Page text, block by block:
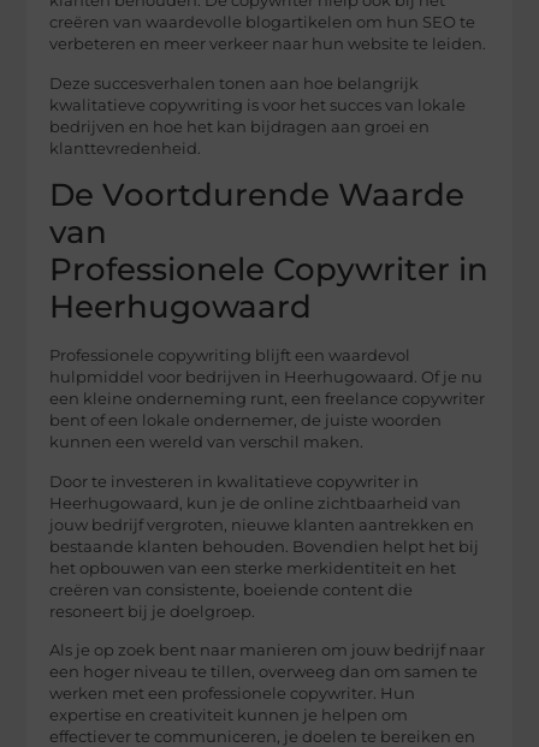
creëren van waardevolle blogartikelen om hun SEO te
verbeteren en meer verkeer naar hun website te leiden.
Deze succesverhalen tonen aan hoe belangrijk
kwalitatieve copywriting is voor het succes van lokale
bedrijven en hoe het kan bijdragen aan groei en
klanttevredenheid.
De Voortdurende Waarde
van
Professionele Copywriter in
Heerhugowaard
Professionele copywriting blijft een waardevol
hulpmiddel voor bedrijven in Heerhugowaard. Of je nu
een kleine onderneming runt, een freelance copywriter
bent of een lokale ondernemer, de juiste woorden
kunnen een wereld van verschil maken.
Door te investeren in kwalitatieve copywriter in
Heerhugowaard, kun je de online zichtbaarheid van
jouw bedrijf vergroten, nieuwe klanten aantrekken en
bestaande klanten behouden. Bovendien helpt het bij
het opbouwen van een sterke merkidentiteit en het
creëren van consistente, boeiende content die
resoneert bij je doelgroep.
Als je op zoek bent naar manieren om jouw bedrijf naar
een hoger niveau te tillen, overweeg dan om samen te
werken met een professionele copywriter. Hun
expertise en creativiteit kunnen je helpen om
effectiever te communiceren, je doelen te bereiken en